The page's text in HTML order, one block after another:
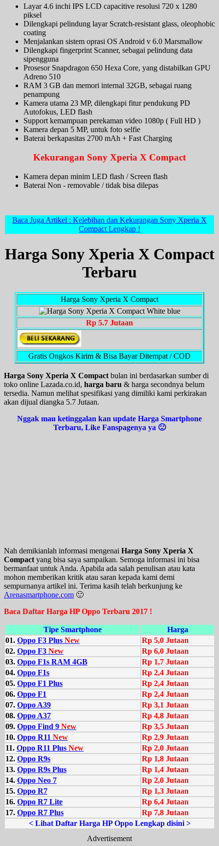
Layar 4.6 inchi IPS LCD capacitive resolusi 720 x 1280
piksel
Dilengkapi pelindung layar Scratch-resistant glass, oleophobic
coating
Menjalankan sistem oprasi OS Android v 6.0 Marsmallow
Dilengkapi fingerprint Scanner, sebagai pelindung data
sipengguna
Prosesor Snapdragon 650 Hexa Core, yang distabilkan GPU
Adreno 510
RAM 3 GB dan memori internal 32GB, sebagai ruang
penampung
Kamera utama 23 MP, dilengkapi fitur pendukung PD
Autofokus, LED flash
Support kemampuan perekaman video 1080p ( Full HD )
Kamera depan 5 MP, untuk foto selfie
Baterai berkapasitas 2700 mAh + Fast Charging
Kekurangan Sony Xperia X Compact
Kamera depan minim LED flash / Screen flash
Baterai Non - removable / tidak bisa dilepas
Baca Juga Artikel : Kelebihan dan Kekurangan Sony Xperia X
Compact Lengkap !
Harga Sony Xperia X Compact
Terbaru
Harga Sony Xperia X Compact
Rp 5.7 Jutaan
Gratis Ongkos Kirim & Bisa Bayar Ditempat / COD
Harga Sony Xperia X Compact bulan ini berdasarkan sumber di
toko online Lazada.co.id, harga baru & harga secondnya belum
tersedia. Namun melihat spesifikasi yang dimiliki kami perkirakan
akan dijual diangka 5.7 Jutaan.
Nggak mau ketinggalan kan update Harga Smartphone
Terbaru, Like Fanspagenya ya 🙂
Nah demikianlah informasi mengenai Harga Sony Xperia X
Compact yang bisa saya sampaikan. Semoga informasi ini bisa
bermanfaat untuk Anda. Apabila ada salah penulisan atau kata
mohon memberikan kritik atau saran kepada kami demi
sempurnanya artikel ini. Terima kasih telah berkunjung ke
Arenasmartphone.com 🙂
Baca Daftar Harga HP Oppo Terbaru 2017 !
Tipe Smartphone
Harga
01. Oppo F3 Plus New
Rp 5,0 Jutaan
02. Oppo F3 New
Rp 6,0 Jutaan
03. Oppo F1s RAM 4GB
Rp 1,7 Jutaan
04. Oppo F1s
Rp 2,4 Jutaan
05. Oppo F1 Plus
Rp 2,4 Jutaan
06. Oppo F1
Rp 2,4 Jutaan
07. Oppo A39
Rp 3,1 Jutaan
08. Oppo A37
Rp 4,8 Jutaan
09. Oppo Find 9 New
Rp 3,5 Jutaan
10. Oppo R11 New
Rp 2,9 Jutaan
11. Oppo R11 Plus New
Rp 2,0 Jutaan
12. Oppo R9s
Rp 1,8 Jutaan
13. Oppo R9s Plus
Rp 1,4 Jutaan
14. Oppo Neo 7
Rp 2,0 Jutaan
15. Oppo R7
Rp 1,3 Jutaan
16. Oppo R7 Lite
Rp 6,4 Jutaan
17. Oppo R7 Plus
Rp 7,8 Jutaan
< Lihat Daftar Harga HP Oppo Lengkap disini >
Advertisement